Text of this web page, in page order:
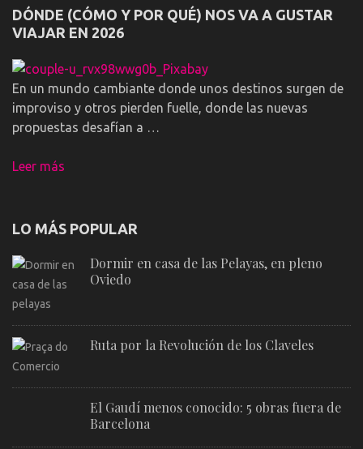
DÓNDE (CÓMO Y POR QUÉ) NOS VA A GUSTAR
VIAJAR EN 2026
En un mundo cambiante donde unos destinos surgen de
improviso y otros pierden fuelle, donde las nuevas
propuestas desafían a …
Leer más
LO MÁS POPULAR
Dormir en casa de las Pelayas, en pleno
Oviedo
Ruta por la Revolución de los Claveles
El Gaudí menos conocido: 5 obras fuera de
Barcelona